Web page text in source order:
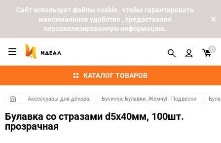
Cайт использует файлы cookie , чтобы гарантировать
максимальное удобство , предоставляя
персонализированную информацию.
КАТАЛОГ ТОВАРОВ
0
Аксессуары для декора Бусинки, Булавки. Жемчуг. Подвески
Булавка со стразами d5х40мм, 100шт.
прозрачная